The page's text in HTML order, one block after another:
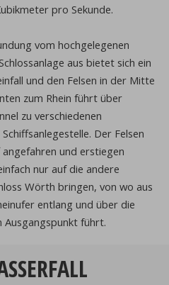
pro Sekunde.
vom hochgelegenen
aus bietet sich ein
und den Felsen in der Mitte
zum Rhein führt über
zu verschiedenen
Der Felsen
und erstiegen
nur auf die andere
Wörth bringen, von wo aus
entlang und über die
Ausgangspunkt führt.